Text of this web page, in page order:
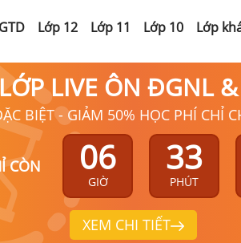
Lớp 12 Lớp 11 Lớp 10 Lớp
LIVE ÔN ĐGNL
BIỆT - GIẢM 50% HỌC PHÍ CHỈ
CÒN 06
GIỜ
33
PHÚT
XEM CHI TIẾT